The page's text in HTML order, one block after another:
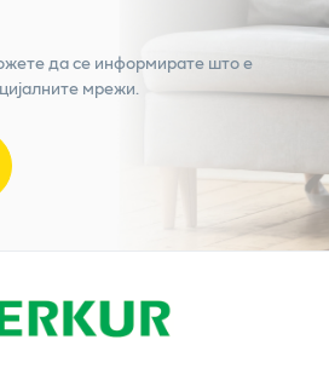
да се информирате што е
мрежи.